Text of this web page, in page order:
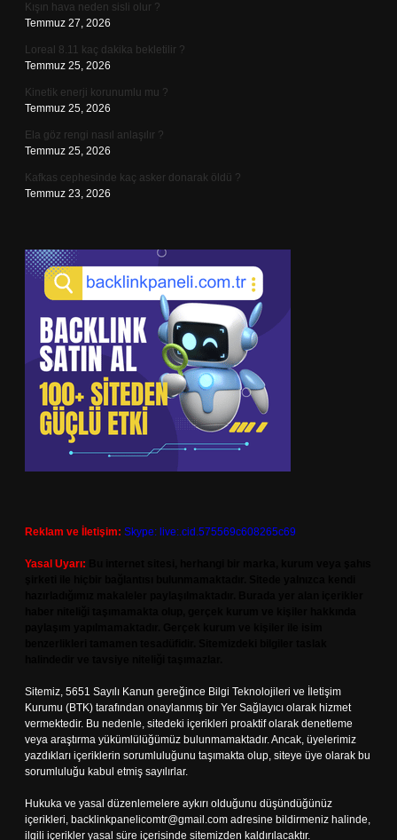
Kışın hava neden sisli olur ?
Temmuz 27, 2026
Loreal 8.11 kaç dakika bekletilir ?
Temmuz 25, 2026
Kinetik enerji korunumlu mu ?
Temmuz 25, 2026
Ela göz rengi nasıl anlaşılır ?
Temmuz 25, 2026
Kafkas cephesinde kaç asker donarak öldü ?
Temmuz 23, 2026
Reklam ve İletişim: Skype: live:.cid.575569c608265c69
Yasal Uyarı:
Sitemiz, 5651 Sayılı Kanun gereğince Bilgi Teknolojileri ve İletişim
Kurumu (BTK) tarafından onaylanmış bir Yer Sağlayıcı olarak hizmet
vermektedir. Bu nedenle, sitedeki içerikleri proaktif olarak denetleme
veya araştırma yükümlülüğümüz bulunmamaktadır. Ancak, üyelerimiz
yazdıkları içeriklerin sorumluluğunu taşımakta olup, siteye üye olarak bu
sorumluluğu kabul etmiş sayılırlar.
Hukuka ve yasal düzenlemelere aykırı olduğunu düşündüğünüz
içerikleri, backlinkpanelicomtr@gmail.com adresine bildirmeniz halinde,
ilgili içerikler yasal süre içerisinde sitemizden kaldırılacaktır.